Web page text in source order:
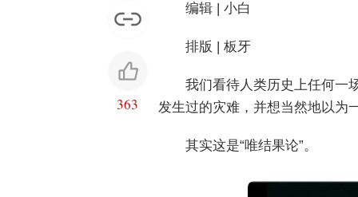
363
编辑 | 小白
排版 | 板牙
我们看待人类历史上任何一
发生过的灾难，并想当然地以为
其实这是“唯结果论”。